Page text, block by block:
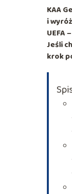
KAA
i
UEFA
Jeśli
krok